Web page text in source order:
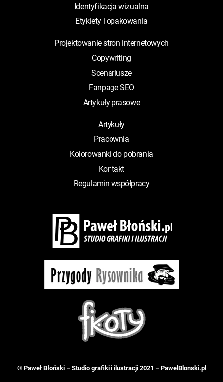
Identyfikacja wizualna
Etykiety i opakowania
Projektowanie stron internetowych
Copywriting
Scenariusze
Fanpage SEO
Artykuły prasowe
Artykuły
Pracownia
Kolorowanki do pobrania
Kontakt
Regulamin współpracy
© Paweł Błoński – Studio grafiki i ilustracji 2021 – PawelBlonski.pl